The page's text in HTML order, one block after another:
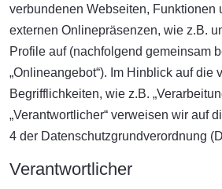
verbundenen Webseiten, Funktionen
externen Onlinepräsenzen, wie z.B.
Profile auf (nachfolgend gemeinsam
„Onlineangebot“). Im Hinblick auf die
Begrifflichkeiten, wie z.B.
„Verantwortlicher“ verweisen wir auf
4 der Datenschutzgrundverordnung
Verantwortlicher